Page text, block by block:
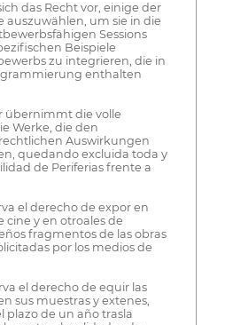
das Recht vor, einige der
um sie in die
Sessions
Beispiele
zu integrieren, die in
enthalten
übernimmt die volle
Werke, die den
Auswirkungen
quedando excluida toda y
de Periferias frente a
el derecho de expor en
cine y en otroales de
fragmentos de las obras
por los medios de
el derecho de equir las
sus muestras y extenes,
plazo de un año trasla